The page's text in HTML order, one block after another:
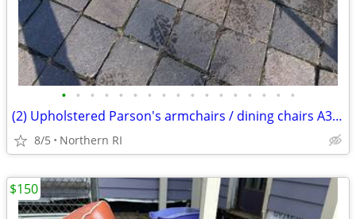
• • • • • • • • • • • • • • • • •
(2) Upholstered Parson's armchairs / dining chairs A351
8/5 Northern RI
$150